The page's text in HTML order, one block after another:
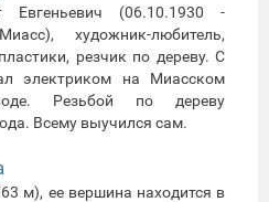
Евгеньевич (06.10.1930 -
художник-любитель,
резчик по дереву. С
электриком на Миасском
Резьбой по дереву
Всему выучился сам.
м), ее вершина находится в